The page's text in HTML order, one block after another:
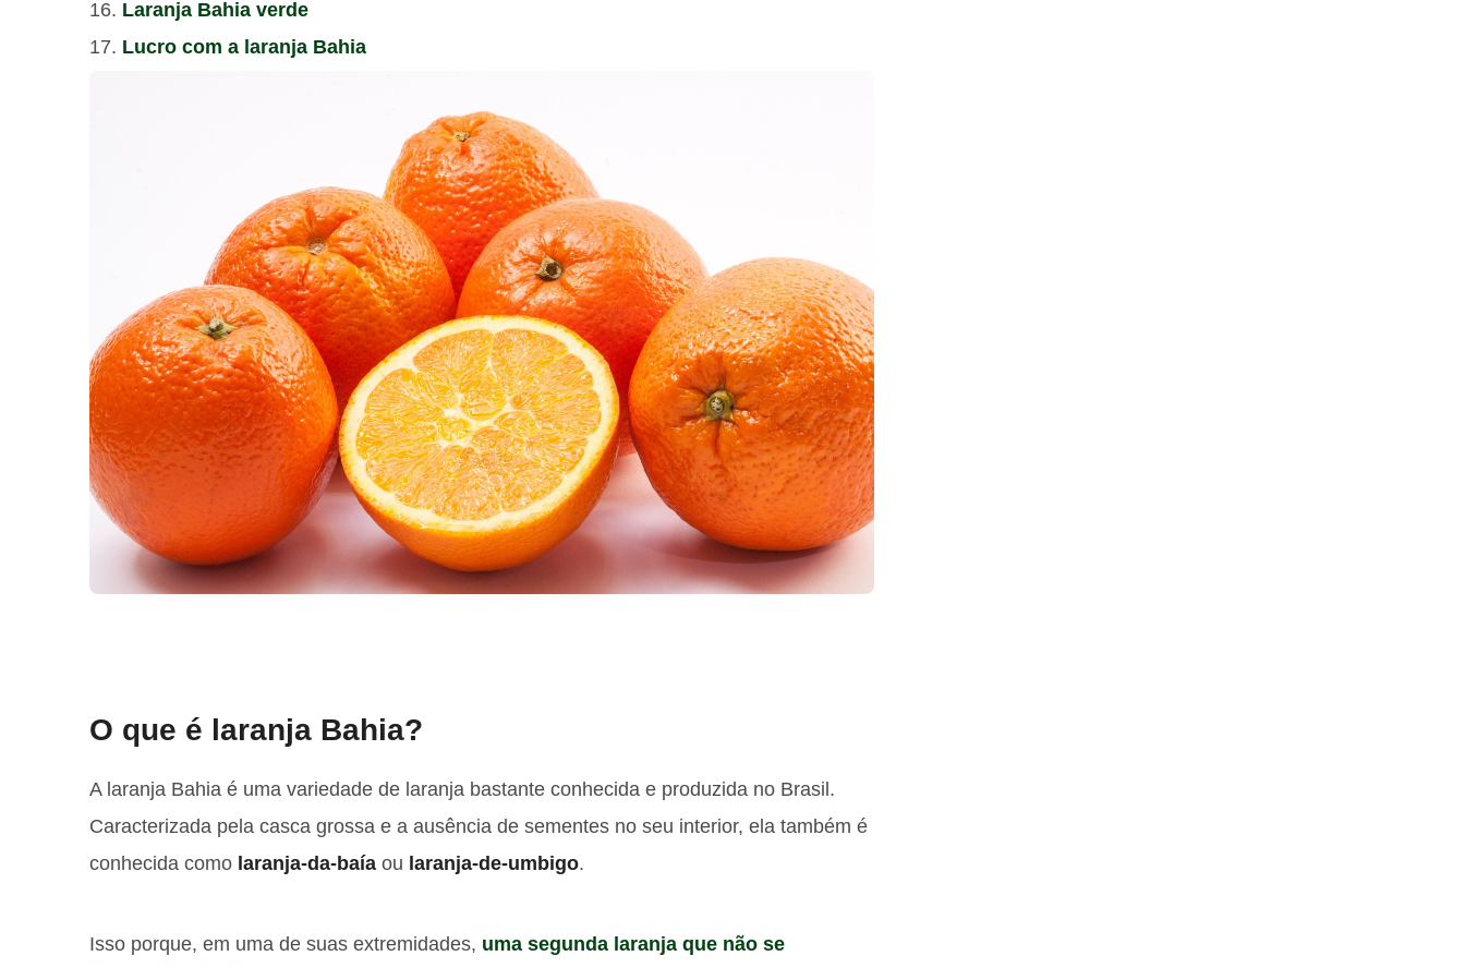
Laranja Bahia verde
Lucro com a laranja Bahia
O que é laranja Bahia?
A laranja Bahia é uma variedade de laranja bastante conhecida e produzida no Brasil.
Caracterizada pela casca grossa e a ausência de sementes no seu interior, ela também é
conhecida como laranja-da-baía ou laranja-de-umbigo.
Isso porque, em uma de suas extremidades, uma segunda laranja que não se